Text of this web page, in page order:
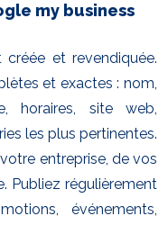
my business
et revendiquée.
et exactes : nom,
horaires, site web,
les plus pertinentes.
entreprise, de vos
Publiez régulièrement
événements,